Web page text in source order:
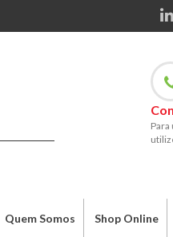
Quem Somos Shop Online